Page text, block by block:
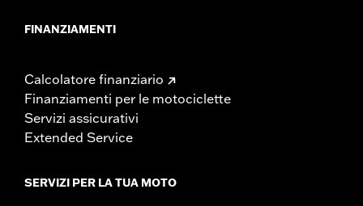
FINANZIAMENTI
Calcolatore finanziario
Finanziamenti per le motociclette
Servizi assicurativi
Extended Service
SERVIZI PER LA TUA MOTO